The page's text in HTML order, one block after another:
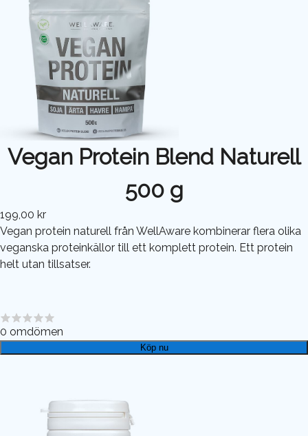
Vegan Protein Blend Naturell
500 g
199,00 kr
Vegan protein naturell från WellAware kombinerar flera olika
veganska proteinkällor till ett komplett protein. Ett protein
helt utan tillsatser.
0 omdömen
Köp nu